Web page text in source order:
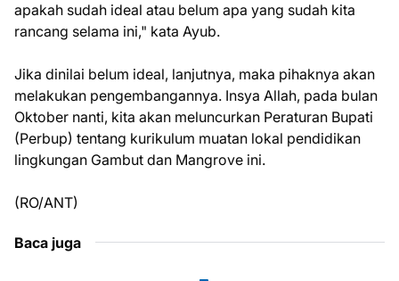
apakah sudah ideal atau belum apa yang sudah kita
rancang selama ini," kata Ayub.
Jika dinilai belum ideal, lanjutnya, maka pihaknya akan
melakukan pengembangannya. Insya Allah, pada bulan
Oktober nanti, kita akan meluncurkan Peraturan Bupati
(Perbup) tentang kurikulum muatan lokal pendidikan
lingkungan Gambut dan Mangrove ini.
(RO/ANT)
Baca juga